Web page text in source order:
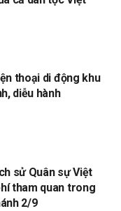
thoại di động khu
diễu hành
sử Quân sự Việt
tham quan trong
2/9